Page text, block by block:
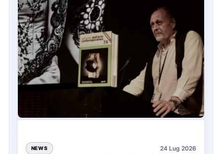
NEWS 24 Lug 2026